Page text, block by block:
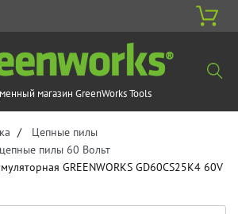
магазин GreenWorks Tools
Цепные пилы
пилы 60 Вольт
GREENWORKS GD60CS25K4 60V